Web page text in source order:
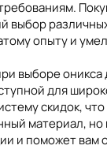
и удивите
выбор
опыту и
выборе
для
скидок,
материал,
и поможет